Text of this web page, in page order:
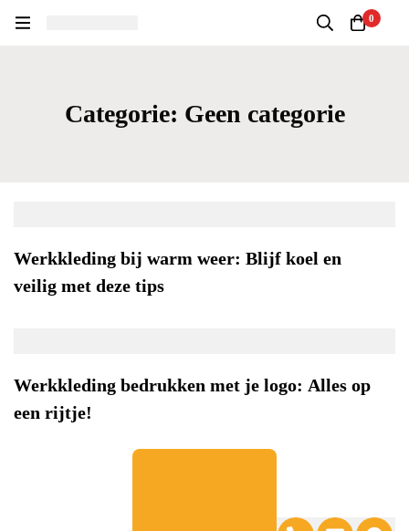
0
Categorie: Geen categorie
Werkkleding bij warm weer: Blijf koel en
veilig met deze tips
Werkkleding bedrukken met je logo: Alles op
een rijtje!